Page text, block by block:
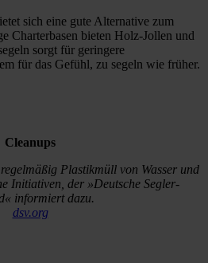
sich eine gute Alternative zum
Charterbasen bieten Holz-Jollen und
sorgt für geringere
für das Gefühl, zu segeln wie früher.
Cleanups
Plastikmüll von Wasser und
Initiativen, der »Deutsche Segler-
informiert dazu.
dsv.org